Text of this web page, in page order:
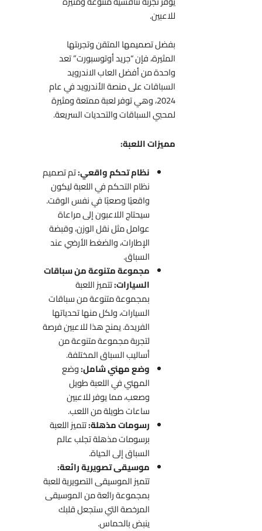
للاعبين.
بفضل تصميمها المتقن وتجربتها
المثيرة، فإن “جريد أوتوسبورت” تعد
واحدة من أفضل العاب الاندرويد
السباقات على منصة الأندرويد في عام
2024، وهي توفر لعبة ممتعة ومثيرة
لمحبي السباقات والتحديات السريعة.
مميزات اللعبة:
نظام تحكم واقعي:تم تصميم
نظام التحكم في اللعبة ليكون
واقعيًا وصعبًا في نفس الوقت.
سيحتاج اللاعبون إلى مراعاة
عوامل مثل نقل الوزن، وقبضة
الإطارات، والضغط الأرضي عند
السباق.
مجموعة متنوعة من سباقات
السيارات:تتميز اللعبة
بمجموعة متنوعة من سباقات
السيارات، ولكل منها تحدياتها
الفريدة. يمنح هذا للاعبين فرصة
لتجربة مجموعة متنوعة من
أساليب السباق المختلفة.
وضع مهني شامل:وضع
المهني في اللعبة طويل
وصعب، مما يوفر للاعبين
ساعات طويلة من اللعب.
رسومات مذهلة:تتميز اللعبة
برسومات مذهلة تجلب عالم
السباق إلى الحياة.
موسيقى تصويرية رائعة:
تتميز الموسيقى التصويرية للعبة
بمجموعة رائعة من الموسيقى
المرخصة التي ستجعل قلبك
ينبض بالحماس.